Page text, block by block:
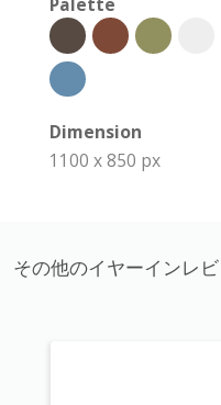
Dimension
1100 x 850 px
その他のイヤーインレ